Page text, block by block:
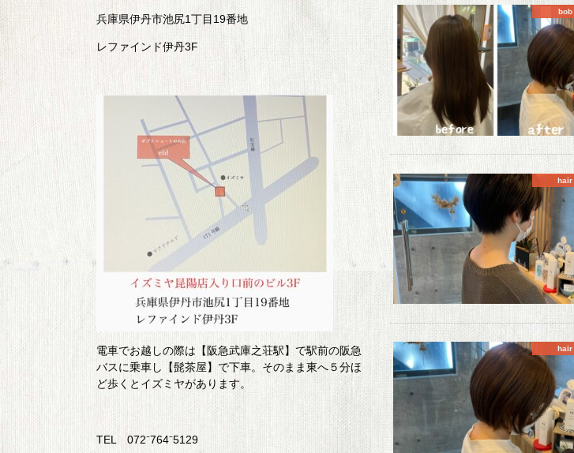
bob
hair
hair
兵庫県伊丹市池尻1丁目19番地
レファインド伊丹3F
電車でお越しの際は【阪急武庫之荘駅】で駅前の阪急
バスに乗車し【髭茶屋】で下車。そのまま東へ５分ほ
ど歩くとイズミヤがあります。
TEL 072⁻764⁻5129